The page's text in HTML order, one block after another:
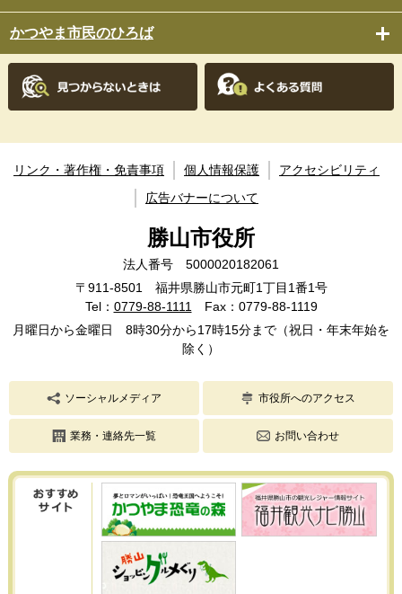
かつやま市民のひろば
リンク・著作権・免責事項 個人情報保護
アクセシビリティ
広告バナーについて
勝山市役所
法人番号 5000020182061
〒911-8501 福井県勝山市元町1丁目1番1号
Tel： 0779-88-1111
Fax：0779-88-1119
月曜日から金曜日 8時30分から17時15分まで（祝日・年末年始を
除く）
ソーシャルメディア 市役所へのアクセス
業務・連絡先一覧 お問い合わせ